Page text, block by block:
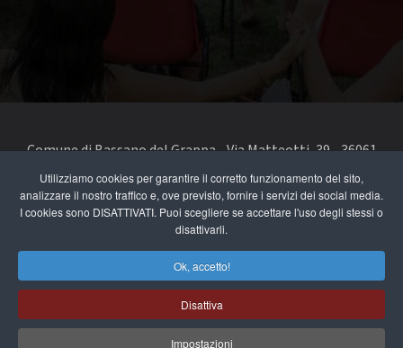
Utilizziamo cookies per garantire il corretto funzionamento del sito,
analizzare il nostro traffico e, ove previsto, fornire i servizi dei social media.
I cookies sono DISATTIVATI. Puoi scegliere se accettare l'uso degli stessi o
disattivarli.
Ok, accetto!
Disattiva
Impostazioni
Comune di Bassano del Grappa - Via Matteotti, 39 - 36061
Bassano del Grappa VI - Telefono 0424 519111 - codice fiscale
e partita IVA 00168480242
segnala un problema di accessibilità
accessibilità
Privacy e note legali
Cookie Policy